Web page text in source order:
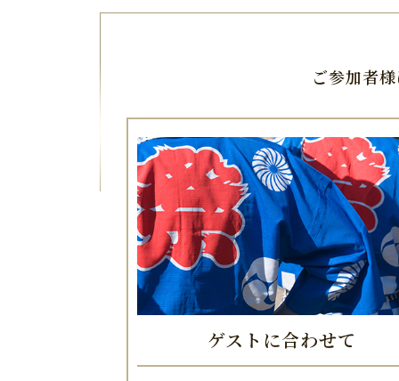
ご参加者
ゲストに合わせて